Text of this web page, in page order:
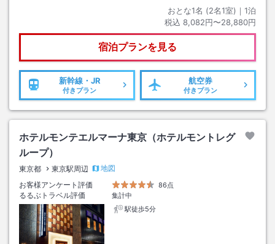
おとな1名 (2名1室)｜ 1泊
税込 8,082円〜28,880円
宿泊プランを見る
新幹線・JR
付きプラン
航空券
付きプラン
ホテルモンテエルマーナ東京（ホテルモントレグ
ループ）
東京都 東京駅周辺
地図
お客様アンケート評価
86点
るるぶトラベル評価
集計中
駅徒歩5分